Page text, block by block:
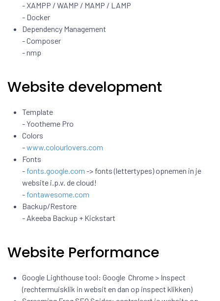
- XAMPP / WAMP / MAMP / LAMP
- Docker
Dependency Management
- Composer
- nmp
Website development
Template
- Yootheme Pro
Colors
-www.colourlovers.com
Fonts
- fonts.google.com -> fonts (lettertypes) opnemen in je
website i.p.v. de cloud!
- fontawesome.com
Backup/Restore
- Akeeba Backup + Kickstart
Website Performance
Google Lighthouse tool: Google Chrome > Inspect
(rechtermuisklik in websit en dan op inspect klikken)